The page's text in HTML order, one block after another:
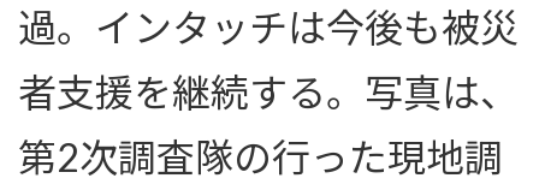
過。インタッチは今後も被災
者支援を継続する。写真は、
第2次調査隊の行った現地調